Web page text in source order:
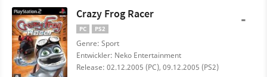
Crazy Frog Racer
PC PS2
Genre: Sport
Entwickler: Neko Entertainment
Release: 02.12.2005 (PC), 09.12.2005 (PS2)
-